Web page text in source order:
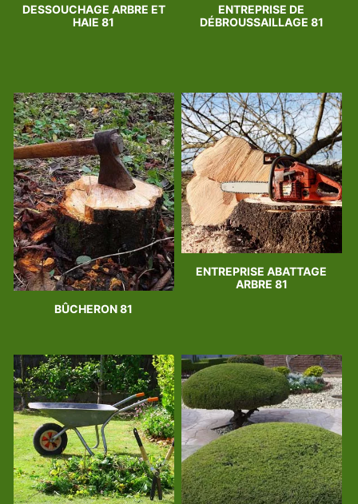
DESSOUCHAGE ARBRE ET
HAIE 81
ENTREPRISE DE
DÉBROUSSAILLAGE 81
BÛCHERON 81
ENTREPRISE ABATTAGE
ARBRE 81